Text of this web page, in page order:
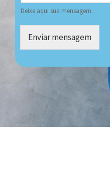
Deixe aqui sua mensagem.
Enviar mensagem